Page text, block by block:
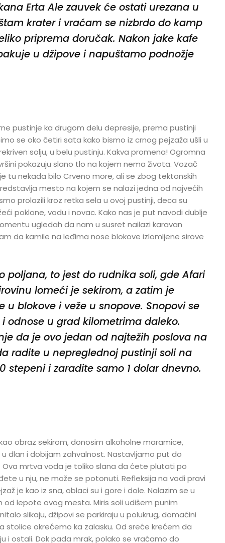
Erta Ale zauvek će ostati urezana u
krater i vraćam se nizbrdo do kamp
priprema doručak. Nakon jake kafe
u džipove i napuštamo podnožje
pustinje ka drugom delu depresije, prema pustinji
se oko četiri sata kako bismo iz crnog pejzaža ušli u
solju, u belu pustinju. Kakva promena! Ogromna
pokazuju slano tlo na kojem nema života. Vozač
tu nekada bilo Crveno more, ali se zbog tektonskih
mesto na kojem se nalazi jedna od najvećih
prolazili kroz retka sela u ovoj pustinji, deca su
poklone, vodu i novac. Kako nas je put navodi dublje
ugledah da nam u susret nailazi karavan
da kamile na leđima nose blokove izlomljene sirove
poljana, to jest do rudnika soli, gde Afari
lomeći je sekirom, a zatim je
u blokove i veže u snopove. Snopovi se
odnose u grad kilometrima daleko.
da je ovo jedan od najtežih poslova na
radite u nepreglednoj pustinji soli na
stepeni i zaradite samo 1 dolar dnevno.
obraz sekirom, donosim alkoholne maramice,
dlan i dobijam zahvalnost. Nastavljamo put do
Ova mrtva voda je toliko slana da ćete plutati po
u nju, ne može se potonuti. Refleksija na vodi pravi
je kao iz sna, oblaci su i gore i dole. Nalazim se u
lepote ovog mesta. Miris soli udišem punim
slikaju, džipovi se parkiraju u polukrug, domaćini
stolice okrećemo ka zalasku. Od sreće krećem da
i ostali. Dok pada mrak, polako se vraćamo do